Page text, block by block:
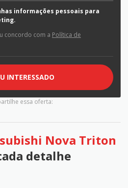
informações pessoais para
concordo com a Política de
INTERESSADO
essa oferta:
Nova Triton
detalhe